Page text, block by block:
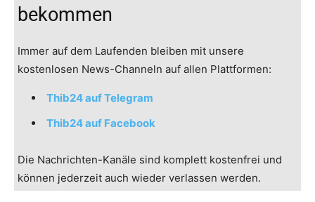
bekommen
Immer auf dem Laufenden bleiben mit unsere
kostenlosen News-Channeln auf allen Plattformen:
Thib24 auf Telegram
Thib24 auf Facebook
Die Nachrichten-Kanäle sind komplett kostenfrei und
können jederzeit auch wieder verlassen werden.